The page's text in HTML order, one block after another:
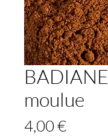
BADIANE
moulue
4,00 €Prix